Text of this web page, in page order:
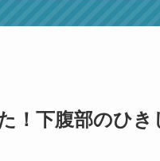
！下腹部のひき